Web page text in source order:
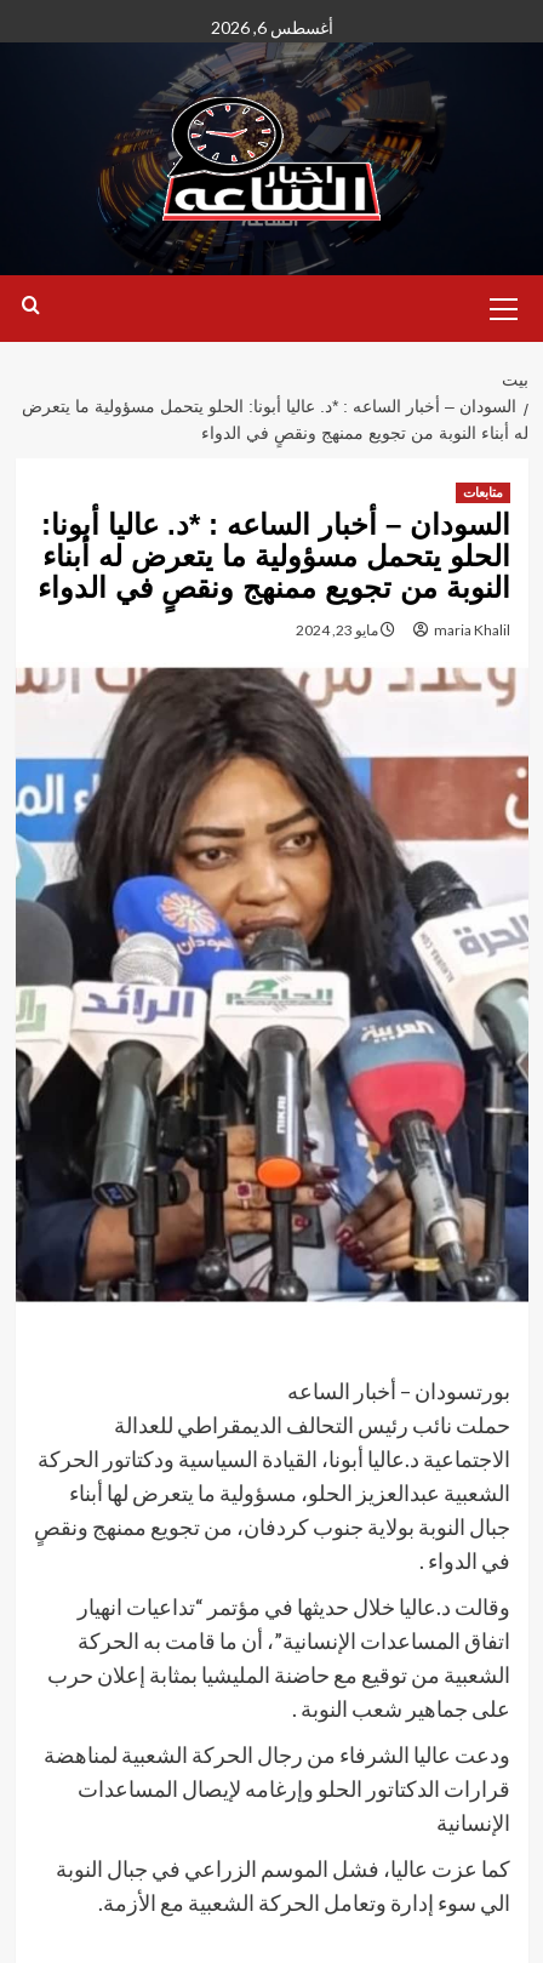
إلى
أغسطس 6, 2026
الأساسية
بيت
السودان – أخبار الساعه : *د. عاليا أبونا: الحلو يتحمل مسؤولية ما يتعرض
له أبناء النوبة من تجويع ممنهج ونقصٍ في الدواء
متابعات
السودان – أخبار الساعه : *د. عاليا أبونا:
الحلو يتحمل مسؤولية ما يتعرض له أبناء
النوبة من تجويع ممنهج ونقصٍ في الدواء
maria Khalil مايو 23, 2024
بورتسودان – أخبار الساعه
حملت نائب رئيس التحالف الديمقراطي للعدالة
الاجتماعية د.عاليا أبونا، القيادة السياسية ودكتاتور الحركة
الشعبية عبدالعزيز الحلو، مسؤولية ما يتعرض لها أبناء
جبال النوبة بولاية جنوب كردفان، من تجويع ممنهج ونقصٍ
في الدواء .
وقالت د.عاليا خلال حديثها في مؤتمر “تداعيات انهيار
اتفاق المساعدات الإنسانية”، أن ما قامت به الحركة
الشعبية من توقيع مع حاضنة المليشيا بمثابة إعلان حرب
على جماهير شعب النوبة .
ودعت عاليا الشرفاء من رجال الحركة الشعبية لمناهضة
قرارات الدكتاتور الحلو وإرغامه لإيصال المساعدات
الإنسانية
كما عزت عاليا، فشل الموسم الزراعي في جبال النوبة
الي سوء إدارة وتعامل الحركة الشعبية مع الأزمة.